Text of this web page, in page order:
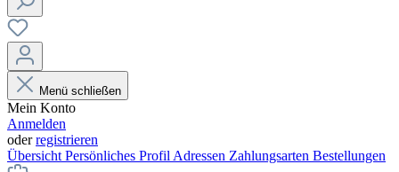
Menü schließen
Mein Konto
Anmelden
oderregistrieren
Übersicht Persönliches Profil Adressen Zahlungsarten Bestellungen